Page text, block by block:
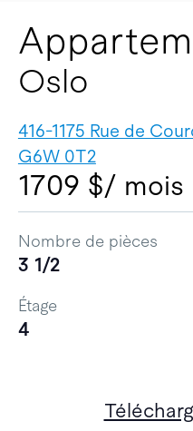
Oslo
416-1175 Rue de
G6W 0T2
1709 $/ mois
Nombre de pièces
3 1/2
Étage
4